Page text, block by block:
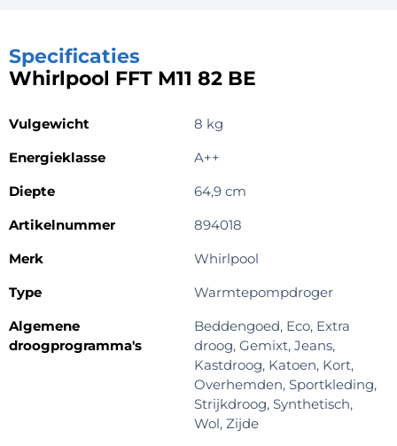
Specificaties
Whirlpool FFT M11 82 BE
Vulgewicht
8 kg
Energieklasse
A++
Diepte
64,9 cm
Artikelnummer
894018
Merk
Whirlpool
Type
Warmtepompdroger
Algemene
droogprogramma's
Beddengoed, Eco, Extra
droog, Gemixt, Jeans,
Kastdroog, Katoen, Kort,
Overhemden, Sportkleding,
Strijkdroog, Synthetisch,
Wol, Zijde